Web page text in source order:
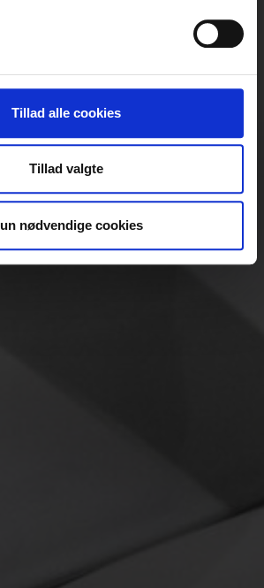
din enhed baseret på en scanning af
(fingerprinting)
at tilpasse vores indhold og
trafik. Vi deler også oplysninger om
med vores partnere inden
annonceringspartnere og
du har givet dem, eller som
din brug af deres tjenester.
Tillad alle cookies
Tillad valgte
nødvendige cookies